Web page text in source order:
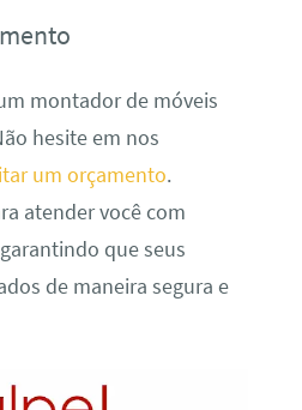
montador de móveis
hesite em nos
um orçamento.
atender você com
que seus
de maneira segura e